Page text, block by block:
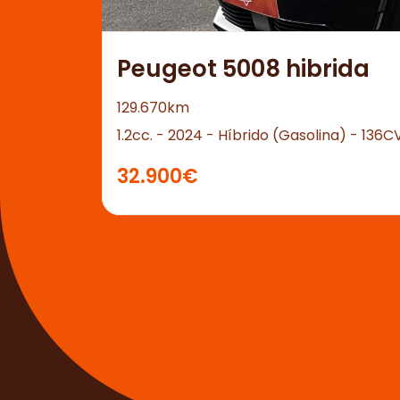
Peugeot 5008 hibrida
129.670km
1.2cc. - 2024 - Híbrido (Gasolina) -
32.900€